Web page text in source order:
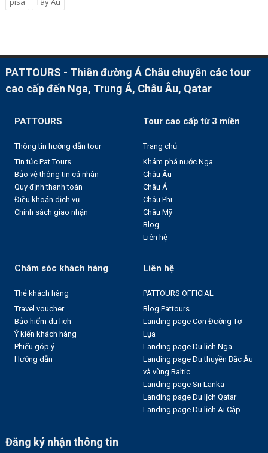
PATTOURS - Thiên đường Á Châu chuyên các tour
cao cấp đến Nga, Trung Á, Châu Âu, Qatar
PATTOURS
Thông tin hướng dẫn tour
Tin tức Pat Tours
Bảo vệ thông tin cá nhân
Quy định thanh toán
Điều khoản dịch vụ
Chính sách giao nhận
Tour cao cấp từ 3 miền
Trang chủ
Khám phá nước Nga
Châu Âu
Châu Á
Châu Phi
Châu Mỹ
Blog
Liên hệ
Chăm sóc khách hàng
Thẻ khách hàng
Travel voucher
Bảo hiểm du lịch
Ý kiến khách hàng
Phiếu góp ý
Hướng dẫn
Liên hệ
PATTOURS OFFICIAL
Blog Pattours
Landing page Con Đường Tơ
Lụa
Landing page Du lịch Nga
Landing page Du thuyền Bắc Âu
và vùng Baltic
Landing page Sri Lanka
Landing page Du lịch Qatar
Landing page Du lịch Ai Cập
Đăng ký nhận thông tin